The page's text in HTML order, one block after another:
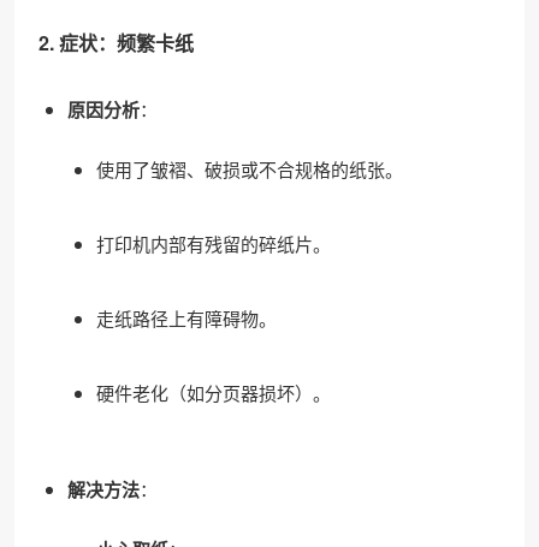
2. 症状：频繁卡纸
原因分析：
使用了皱褶、破损或不合规格的纸张。
打印机内部有残留的碎纸片。
走纸路径上有障碍物。
硬件老化（如分页器损坏）。
解决方法：